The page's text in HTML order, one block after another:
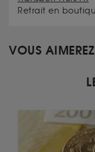
Retrait en
VOUS